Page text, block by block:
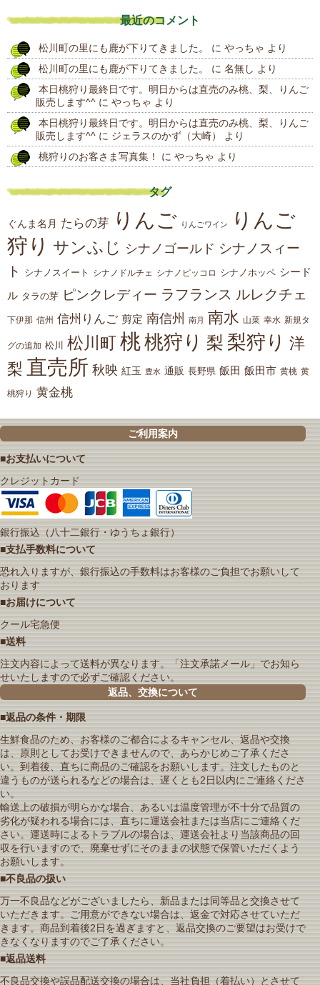
投
稿
最近のコメント
松川町の里にも鹿が下りてきました。 に やっちゃ より
松川町の里にも鹿が下りてきました。
に 名無し より
本日桃狩り最終日です。明日からは直売のみ桃、梨、りんご
販売します^^ に やっちゃ より
本日桃狩り最終日です。明日からは直売のみ桃、梨、りんご
販売します^^ に ジェラスのかず（大崎）
より
桃狩りのお客さま写真集！
に やっちゃ より
タグ
ぐんま名月 たらの芽 りんご りんごワイン
りんご
狩り サンふじ シナノゴールド シナノスィー
ト
シナノスイート シナノドルチェ シナノピッコロ シナノホッペ シード
ル タラの芽 ピンクレディー ラフランス ルレクチェ
下伊那 信州 信州りんご 剪定 南信州 南月 南水 山菜 幸水 新規タ
グの追加 松川 松川町 桃桃狩り 梨 梨狩り 洋
梨 直売所 秋映 紅玉 豊水 通販 長野県 飯田 飯田市 黄桃 黄
桃狩り 黄金桃
ご利用案内
■お支払いについて
クレジットカード
銀行振込（八十二銀行・ゆうちょ銀行）
■支払手数料について
恐れ入りますが、銀行振込の手数料はお客様のご負担でお願いして
おります
■お届けについて
クール宅急便
■送料
注文内容によって送料が異なります。「注文承諾メール」でお知ら
せいたしますので必ずご確認ください。
返品、交換について
■返品の条件・期限
生鮮食品のため、お客様のご都合によるキャンセル、返品や交換
は、原則としてお受けできませんので、あらかじめご了承くださ
い。到着後、直ちに商品のご確認をお願いします。注文したものと
違うものが送られるなどの場合は、遅くとも2日以内にご連絡くださ
い。
輸送上の破損が明らかな場合、あるいは温度管理が不十分で品質の
劣化が疑われる場合には、直ちに運送会社または当店にご連絡くだ
さい。運送時によるトラブルの場合は、運送会社より当該商品の回
収を行いますので、廃棄せずにそのままの状態で保管いただくよう
お願いします。
■不良品の扱い
万一不良品などがございましたら、新品または同等品と交換させて
いただきます。ご用意ができない場合は、返金で対応させていただ
きます。商品到着後2日を過ぎますと、返品交換のご要望はお受けで
きなくなりますのでご了承ください。
■返品送料
不良品交換や誤品配送交換の場合は、当社負担（着払い）とさせて